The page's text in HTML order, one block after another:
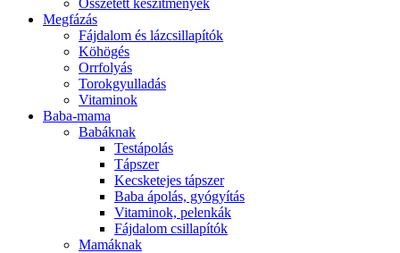
Összetett készítmények
Megfázás
Fájdalom és lázcsillapítók
Köhögés
Orrfolyás
Torokgyulladás
Vitaminok
Baba-mama
Babáknak
Testápolás
Tápszer
Kecsketejes tápszer
Baba ápolás, gyógyítás
Vitaminok, pelenkák
Fájdalom csillapítók
Mamáknak